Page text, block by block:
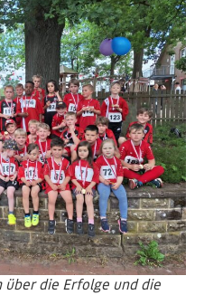
über die Erfolge und die